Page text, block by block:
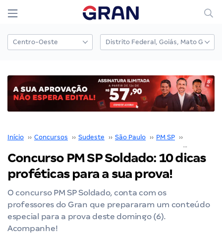
Início ›› Concursos ›› Sudeste ›› São Paulo ›› PM SP ››
Concurso PM SP Soldado: 10 dicas
proféticas para a sua prova!
O concurso PM SP Soldado, conta com os
professores do Gran que prepararam um conteúdo
especial para a prova deste domingo (6).
Acompanhe!